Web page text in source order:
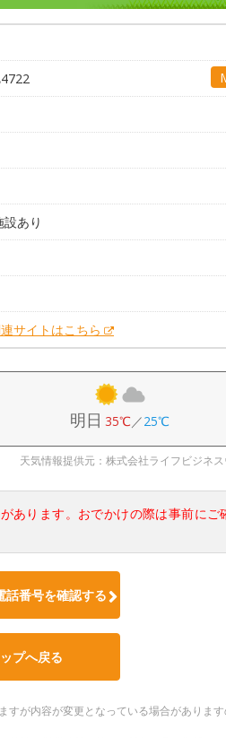
あり
サイトはこちら
明日 35℃／25℃
天気情報提供元：株式会社ライフビジネ
あります。おでかけの際は事前にご
話番号を確認する
プへ戻る
が内容が変更となっている場合がありま